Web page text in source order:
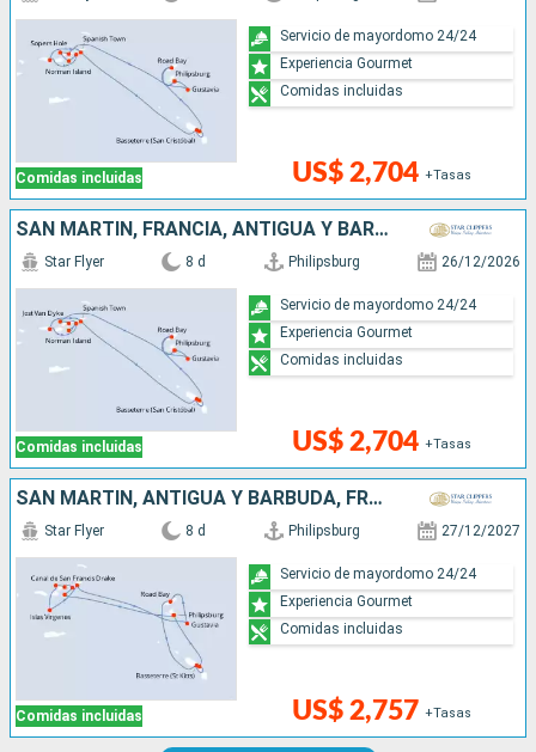
Comidas incluidas US$ 2,704 +Tasas
Servicio de mayordomo 24/24
Experiencia Gourmet
Comidas incluidas
SAN MARTÍN, FRANCIA, ANTIGUA Y BARBUDA,
Comidas incluidas
Star Flyer 8 d Philipsburg 26/12/2026
US$ 2,704 +Tasas
Servicio de mayordomo 24/24
Experiencia Gourmet
Comidas incluidas
SAN MARTÍN, ANTIGUA Y BARBUDA, FRANCIA,
Comidas incluidas
Star Flyer 8 d Philipsburg 27/12/2027
US$ 2,757 +Tasas
Servicio de mayordomo 24/24
Experiencia Gourmet
Comidas incluidas